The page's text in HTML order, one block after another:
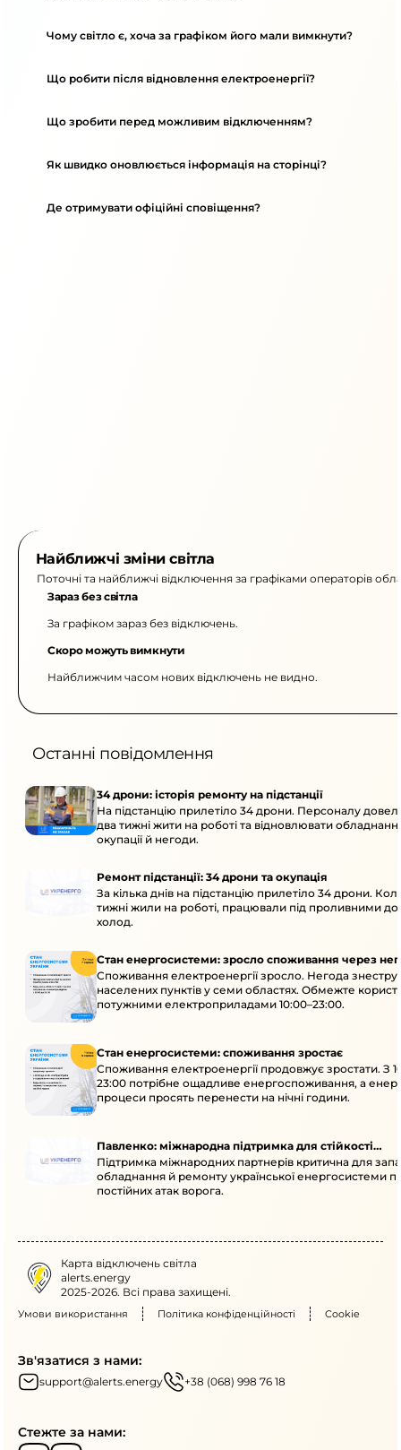
Чому світло є, хоча за графіком його мали вимкнути?
Що робити після відновлення електроенергії?
Що зробити перед можливим відключенням?
Як швидко оновлюється інформація на сторінці?
Де отримувати офіційні сповіщення?
Найближчі зміни світла
Поточні та найближчі відключення за графіками операторів
Зараз без світла
За графіком зараз без відключень.
Скоро можуть вимкнути
Найближчим часом нових відключень не видно.
Останні повідомлення
34 дрони: історія ремонту на підстанції
На підстанцію прилетіло 34 дрони. Персоналу
два тижні жити на роботі та відновлювати
окупації й негоди.
Ремонт підстанції: 34 дрони та окупація
За кілька днів на підстанцію прилетіло 34 дрони.
тижні жили на роботі, працювали під проливними
холод.
Стан енергосистеми: зросло споживання через
Споживання електроенергії зросло. Негода
населених пунктів у семи областях. Обмежте
потужними електроприладами 10:00–23:00.
Стан енергосистеми: споживання зростає
Споживання електроенергії продовжує зростати. З
23:00 потрібне ощадливе енергоспоживання, а
процеси просять перенести на нічні години.
Павленко: міжнародна підтримка для стійкості
енергосистеми
Підтримка міжнародних партнерів критична для
обладнання й ремонту української енергосистеми
постійних атак ворога.
Карта відключень світла
alerts.energy
2025-2026. Всі права захищені.
Умови використання Політика конфіденційності Cookie
Зв'язатися з нами:
support@alerts.energy +38 (068) 998 76 18
Стежте за нами: